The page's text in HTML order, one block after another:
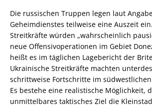
Die russischen Truppen legen laut
Geheimdienstes teilweise eine Auszeit
Streitkräfte würden „wahrscheinlich
neue Offensivoperationen im Gebiet
heißt es im täglichen Lagebericht der
Ukrainische Streitkräfte machten
schrittweise Fortschritte im südwestlichen
Es bestehe eine realistische Möglichkeit,
unmittelbares taktisches Ziel die